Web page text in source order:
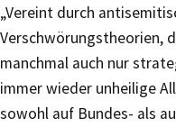
„Vereint durch
Verschwörungstheorien,
manchmal auch nur
immer wieder unheilige
sowohl auf Bundes- als